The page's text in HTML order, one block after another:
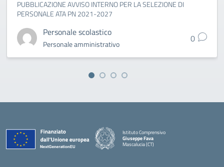
PUBBLICAZIONE AVVISO INTERNO PER LA SELEZIONE DI
PERSONALE ATA PN 2021-2027
Personale scolastico
Personale amministrativo 0
Istituto Comprensivo
Giuseppe Fava
Mascalucia (CT)